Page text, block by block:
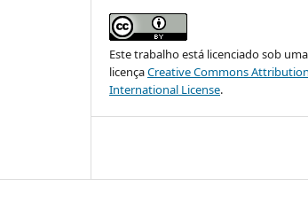
Este trabalho está licenciado sob uma
licençaCreative Commons
International License.